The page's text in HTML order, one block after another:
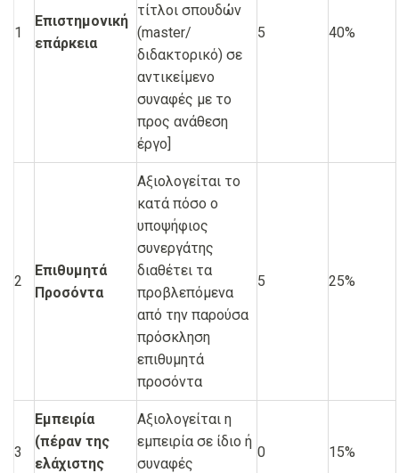
1
Επιστημονική
επάρκεια
τίτλοι σπουδών
(master/
διδακτορικό) σε
αντικείμενο
συναφές με το
προς ανάθεση
έργο]
5 40%
2
Επιθυμητά
Προσόντα
Αξιολογείται το
κατά πόσο ο
υποψήφιος
συνεργάτης
διαθέτει τα
προβλεπόμενα
από την παρούσα
πρόσκληση
επιθυμητά
προσόντα
5 25%
3
Εμπειρία
(πέραν της
ελάχιστης
Αξιολογείται η
εμπειρία σε ίδιο ή
συναφές
0 15%